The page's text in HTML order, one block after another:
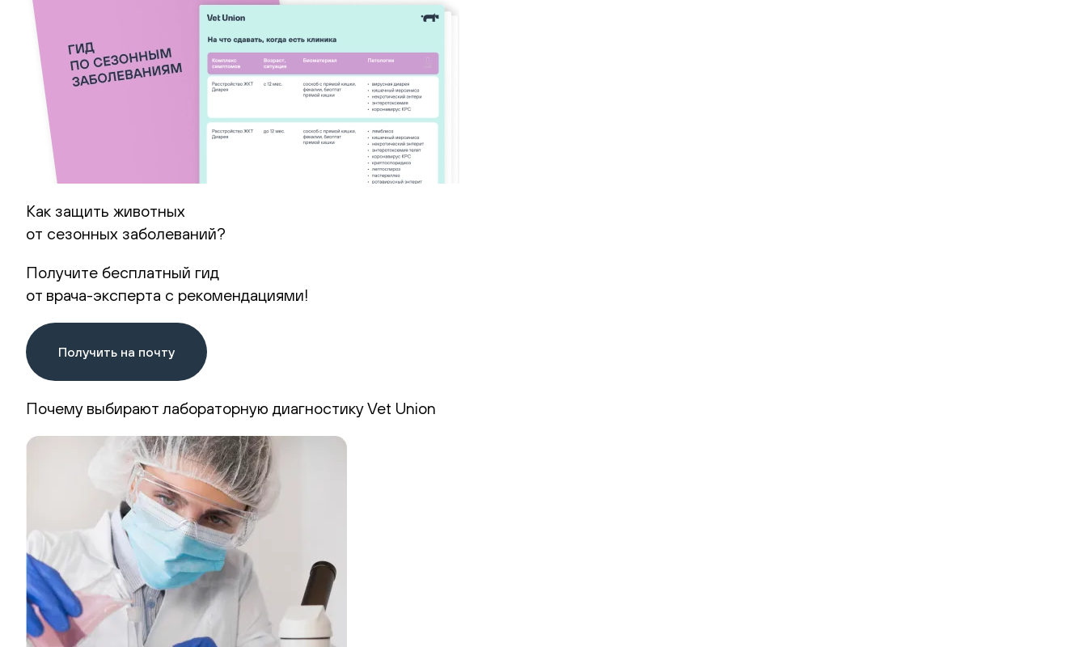
Как защить животных
от сезонных заболеваний?
Получите бесплатный гид
от врача-эксперта с рекомендациями!
Получить на почту
Почему выбирают лабораторную диагностику Vet Union